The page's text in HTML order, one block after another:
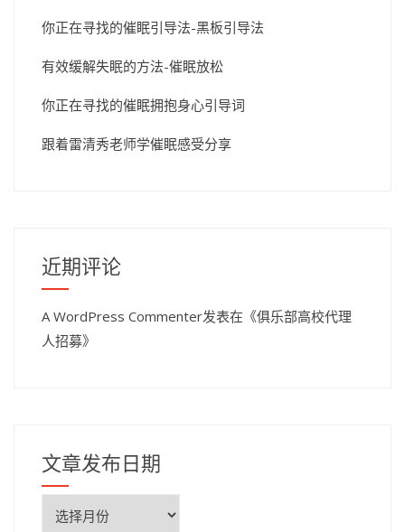
你正在寻找的催眠引导法-黑板引导法
有效缓解失眠的方法-催眠放松
你正在寻找的催眠拥抱身心引导词
跟着雷清秀老师学催眠感受分享
近期评论
A WordPress Commenter发表在《俱乐部高校代理
人招募》
文章发布日期